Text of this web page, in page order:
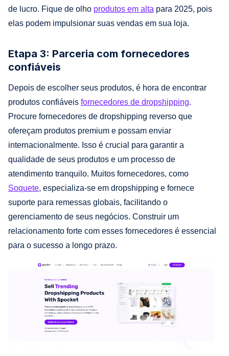
de lucro. Fique de olho produtos em alta para 2025, pois
elas podem impulsionar suas vendas em sua loja.
Etapa 3: Parceria com fornecedores
confiáveis
Depois de escolher seus produtos, é hora de encontrar
produtos confiáveis fornecedores de dropshipping.
Procure fornecedores de dropshipping reverso que
ofereçam produtos premium e possam enviar
internacionalmente. Isso é crucial para garantir a
qualidade de seus produtos e um processo de
atendimento tranquilo. Muitos fornecedores, como
Soquete, especializa-se em dropshipping e fornece
suporte para remessas globais, facilitando o
gerenciamento de seus negócios. Construir um
relacionamento forte com esses fornecedores é essencial
para o sucesso a longo prazo.